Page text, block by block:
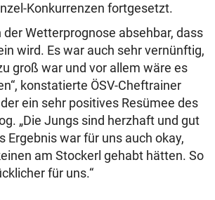
Konkurrenzen fortgesetzt.
der Wetterprognose absehbar, dass
wird. Es war auch sehr vernünftig,
groß war und vor allem wäre es
konstatierte ÖSV-Cheftrainer
ein sehr positives Resümee des
„Die Jungs sind herzhaft und gut
Ergebnis war für uns auch okay,
am Stockerl gehabt hätten. So
für uns.“